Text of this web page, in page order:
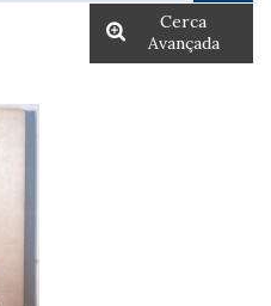
Cerca
Avançada